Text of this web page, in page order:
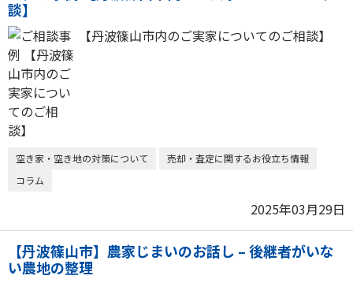
談】
【丹波篠山市内のご実家についてのご相談】
空き家・空き地の対策について
売却・査定に関するお役立ち情報
コラム
2025年03月29日
【丹波篠山市】農家じまいのお話し – 後継者がいな
い農地の整理